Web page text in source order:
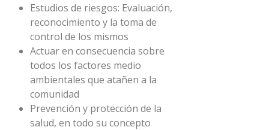
Estudios de riesgos: Evaluación,
reconocimiento y la toma de
control de los mismos
Actuar en consecuencia sobre
todos los factores medio
ambientales que atañen a la
comunidad
Prevención y protección de la
salud, en todo su concepto